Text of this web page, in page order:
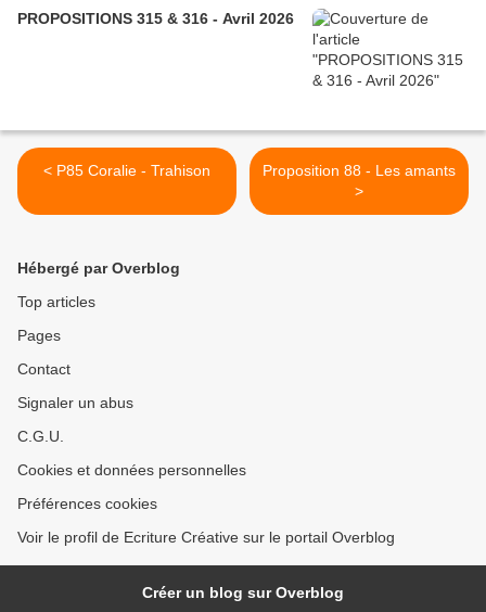
PROPOSITIONS 315 & 316 - Avril 2026
< P85 Coralie - Trahison
Proposition 88 - Les amants
>
Hébergé par Overblog
Top articles
Pages
Contact
Signaler un abus
C.G.U.
Cookies et données personnelles
Préférences cookies
Voir le profil de Ecriture Créative sur le portail Overblog
Créer un blog sur Overblog